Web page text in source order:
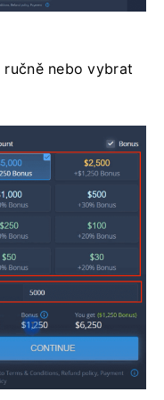
nebo vybrat